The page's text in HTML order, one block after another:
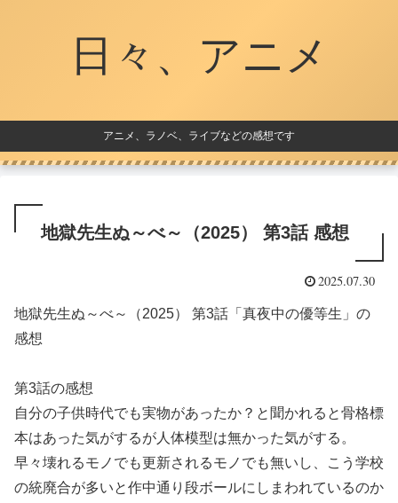
日々、アニメ
アニメ、ラノベ、ライブなどの感想です
地獄先生ぬ～べ～（2025） 第3話 感想
2025.07.30
地獄先生ぬ～べ～（2025） 第3話「真夜中の優等生」の
感想
第3話の感想
自分の子供時代でも実物があったか？と聞かれると骨格標
本はあった気がするが人体模型は無かった気がする。
早々壊れるモノでも更新されるモノでも無いし、こう学校
の統廃合が多いと作中通り段ボールにしまわれているのか